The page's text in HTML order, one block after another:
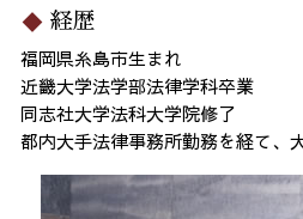
経歴
福岡県糸島市生まれ
近畿大学法学部法律学科卒業
同志社大学法科大学院修了
都内大手法律事務所勤務を経て、